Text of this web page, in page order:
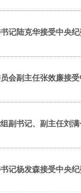
记陆克华接受中央
会副主任张效廉接
副书记、副主任刘
记杨发森接受中央